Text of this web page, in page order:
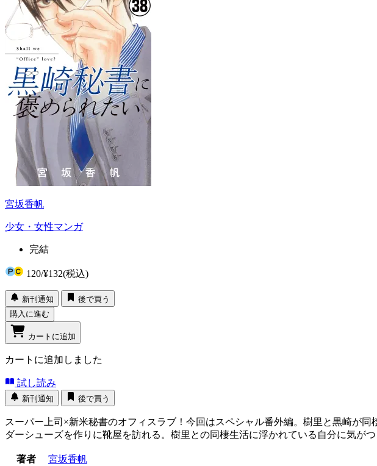
宮坂香帆
少女・女性マンガ
完結
120/¥132(税込)
新刊通知
後で買う
購入に進む
カートに追加
カートに追加しました
試し読み
新刊通知 後で買う
スーパー上司×新米秘書のオフィスラブ！今回はスペシャル番外編。樹里と黒崎が
ダーシューズを作りに靴屋を訪れる。樹里との同棲生活に浮かれている自分に気が
著者
宮坂香帆